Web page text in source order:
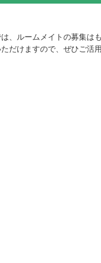
、ルームメイトの募集は
だけますので、ぜひご活用